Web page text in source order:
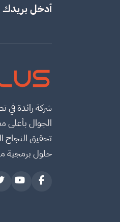
أدخل بريدك
شركة رائدة في
الجوال بأعلى
تحقيق النجاح
حلول برمجية